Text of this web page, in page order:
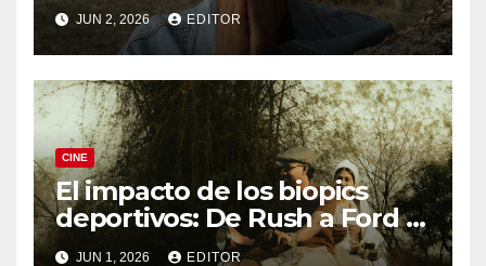
Knives Out
JUN 2, 2026 EDITOR
CINE
El impacto de los biopics
deportivos: De Rush a Ford v
Ferrari
JUN 1, 2026 EDITOR